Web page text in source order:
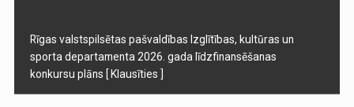
Rīgas valstspilsētas pašvaldības Izglītības, kultūras un
sporta departamenta 2026. gada līdzfinansēšanas
konkursu plāns [ Klausīties ]